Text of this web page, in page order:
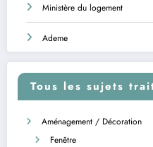
Ministère du logement
Ademe
Tous les sujets
Aménagement / Décoration
Fenêtre